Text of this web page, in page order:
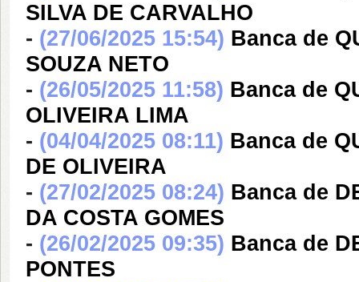
SILVA DE CARVALHO
- (27/06/2025 15:54) Banca de
SOUZA NETO
- (26/05/2025 11:58) Banca de
OLIVEIRA LIMA
- (04/04/2025 08:11) Banca de
DE OLIVEIRA
- (27/02/2025 08:24) Banca de
DA COSTA GOMES
- (26/02/2025 09:35) Banca de
PONTES